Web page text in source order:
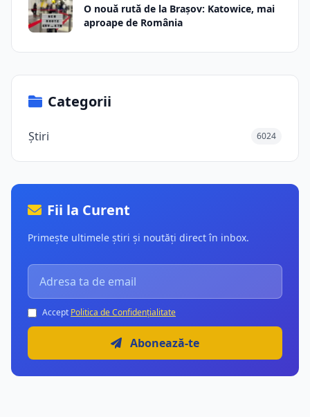
O nouă rută de la Brașov: Katowice, mai
aproape de România
Categorii
Știri 6024
Fii la Curent
Primește ultimele știri și noutăți direct în inbox.
Accept Politica de Confidențialitate
Abonează-te